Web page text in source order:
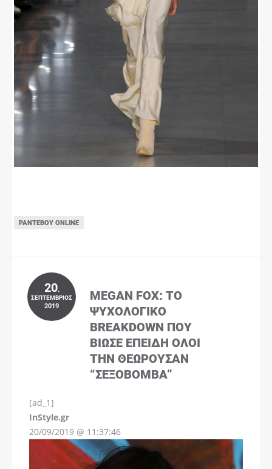
ΡΑΝΤΕΒΟΎ ONLINE
20.
ΣΕΠΤΈΜΒΡΙΟΣ
2019
MEGAN FOX: ΤΟ
ΨΥΧΟΛΟΓΙΚΌ
BREAKDOWN ΠΟΥ
ΒΊΩΣΕ ΕΠΕΙΔΉ ΌΛΟΙ
ΤΗΝ ΘΕΩΡΟΎΣΑΝ
“ΣΕΞΟΒΌΜΒΑ”
[ad_1]
InStyle.gr
20/09/2019 @ 11:37:46